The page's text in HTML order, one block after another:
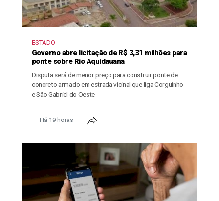
ESTADO
Governo abre licitação de R$ 3,31 milhões para
ponte sobre Rio Aquidauana
Disputa será de menor preço para construir ponte de
concreto armado em estrada vicinal que liga Corguinho
e São Gabriel do Oeste
Há 19 horas